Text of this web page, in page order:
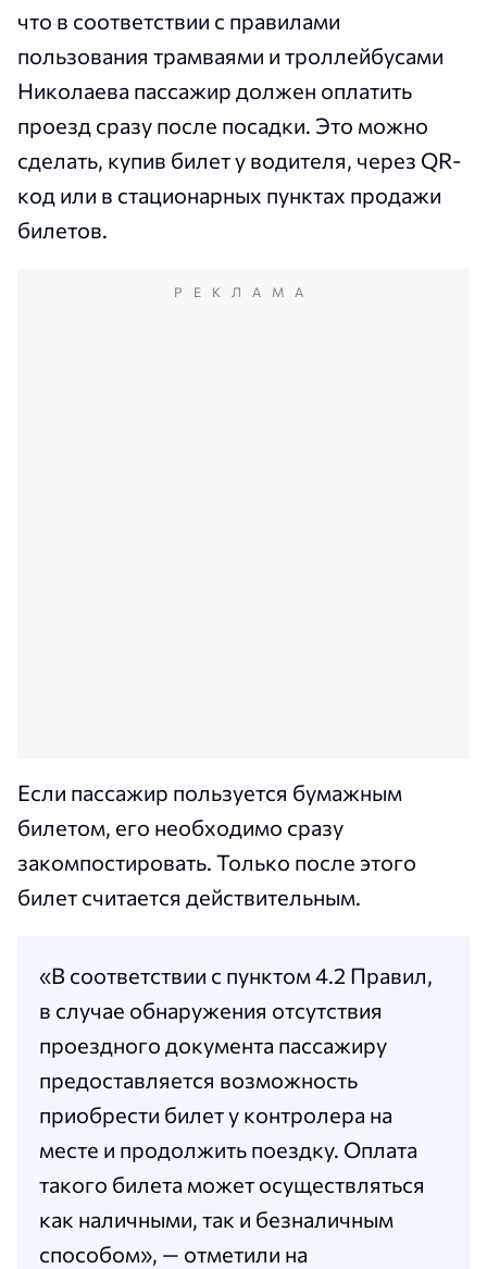
что в соответствии с правилами
пользования трамваями и троллейбусами
Николаева пассажир должен оплатить
проезд сразу после посадки. Это можно
сделать, купив билет у водителя, через QR-
код или в стационарных пунктах продажи
билетов.
РЕКЛАМА
Если пассажир пользуется бумажным
билетом, его необходимо сразу
закомпостировать. Только после этого
билет считается действительным.
«В соответствии с пунктом 4.2 Правил,
в случае обнаружения отсутствия
проездного документа пассажиру
предоставляется возможность
приобрести билет у контролера на
месте и продолжить поездку. Оплата
такого билета может осуществляться
как наличными, так и безналичным
способом», — отметили на